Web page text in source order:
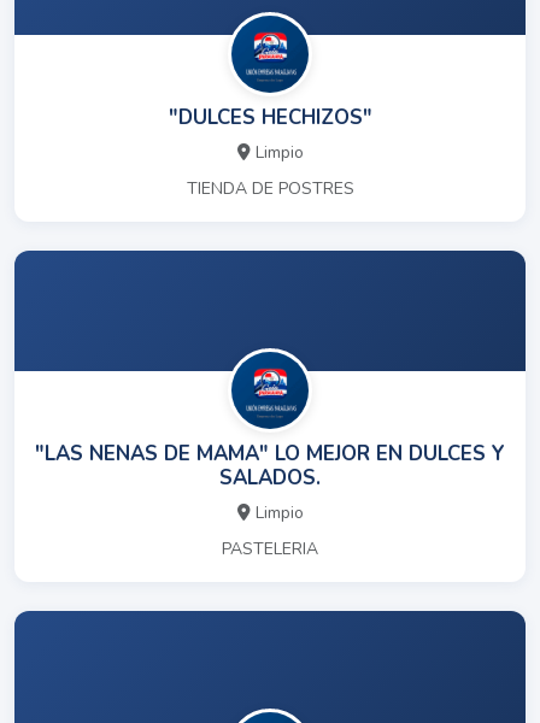
"DULCES HECHIZOS"
Limpio
TIENDA DE POSTRES
"LAS NENAS DE MAMA" LO MEJOR EN DULCES Y
SALADOS.
Limpio
PASTELERIA